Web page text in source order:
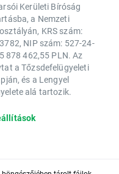
Kerületi Bíróság
a Nemzeti
KRS szám:
NIP szám: 527-24-
878 462,55 PLN. Az
a Tőzsdefelügyeleti
és a Lengyel
alá tartozik.